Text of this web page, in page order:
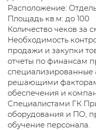
Расположение:
Площадь кв.м: до 100
Количество чеков за
Необходимость
продажи и закупки
отчеты по финансам
специализированные
решающими
обеспечения и
Специалистами ГК
оборудования и ПО,
обучение персонала.